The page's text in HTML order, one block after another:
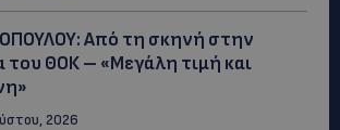
Από τη σκηνή στην
του ΘΟΚ – «Μεγάλη τιμή και
2026